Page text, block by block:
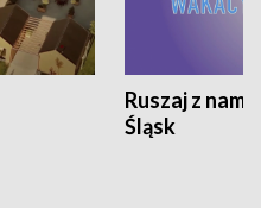
Ruszaj z
Śląsk